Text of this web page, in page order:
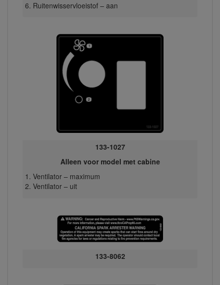
Ruitenwisservloeistof – aan
133-1027
Alleen voor model met cabine
Ventilator – maximum
Ventilator – uit
133-8062